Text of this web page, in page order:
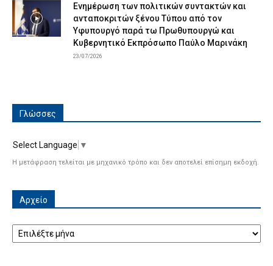
Ενημέρωση των πολιτικών συντακτών και
ανταποκριτών ξένου Τύπου από τον
Υφυπουργό παρά τω Πρωθυπουργώ και
Κυβερνητικό Εκπρόσωπο Παύλο Μαρινάκη
23/07/2026
Γλώσσες
Select Language ▼
Η μετάφραση τελείται με μηχανικό τρόπο και δεν αποτελεί επίσημη εκδοχή.
Αρχείο